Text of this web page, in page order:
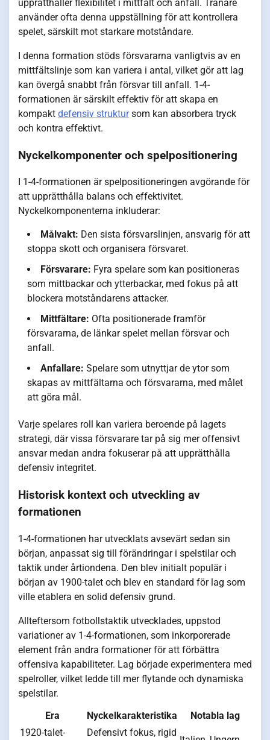
upprätthåller flexibilitet i mittfält och anfall. Tränare
använder ofta denna uppställning för att kontrollera
spelet, särskilt mot starkare motståndare.
I denna formation stöds försvararna vanligtvis av en
mittfältslinje som kan variera i antal, vilket gör att lag
kan övergå snabbt från försvar till anfall. 1-4-
formationen är särskilt effektiv för att skapa en
kompakt defensiv struktursom kan absorbera tryck
och kontra effektivt.
Nyckelkomponenter och spelpositionering
I 1-4-formationen är spelpositioneringen avgörande för
att upprätthålla balans och effektivitet.
Nyckelkomponenterna inkluderar:
Målvakt: Den sista försvarslinjen, ansvarig för att
stoppa skott och organisera försvaret.
Försvarare: Fyra spelare som kan positioneras
som mittbackar och ytterbackar, med fokus på att
blockera motståndarens attacker.
Mittfältare: Ofta positionerade framför
försvararna, de länkar spelet mellan försvar och
anfall.
Anfallare: Spelare som utnyttjar de ytor som
skapas av mittfältarna och försvararna, med målet
att göra mål.
Varje spelares roll kan variera beroende på lagets
strategi, där vissa försvarare tar på sig mer offensivt
ansvar medan andra fokuserar på att upprätthålla
defensiv integritet.
Historisk kontext och utveckling av
formationen
1-4-formationen har utvecklats avsevärt sedan sin
början, anpassat sig till förändringar i spelstilar och
taktik under årtiondena. Den blev initialt populär i
början av 1900-talet och blev en standard för lag som
ville etablera en solid defensiv grund.
Allteftersom fotbollstaktik utvecklades, uppstod
variationer av 1-4-formationen, som inkorporerade
element från andra formationer för att förbättra
offensiva kapabiliteter. Lag började experimentera med
spelroller, vilket ledde till mer flytande och dynamiska
spelstilar.
Era
Nyckelkarakteristika
Notabla lag
1920-talet-
Defensivt fokus, rigid